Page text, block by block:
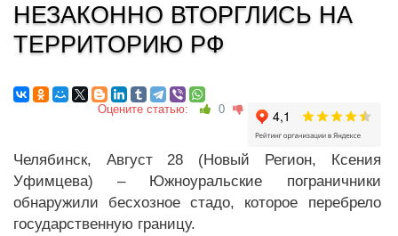
НЕЗАКОННО ВТОРГЛИСЬ НА
ТЕРРИТОРИЮ РФ
Оцените статью: 0
Челябинск, Август 28 (Новый Регион, Ксения
Уфимцева) – Южноуральские пограничники
обнаружили бесхозное стадо, которое перебрело
государственную границу.